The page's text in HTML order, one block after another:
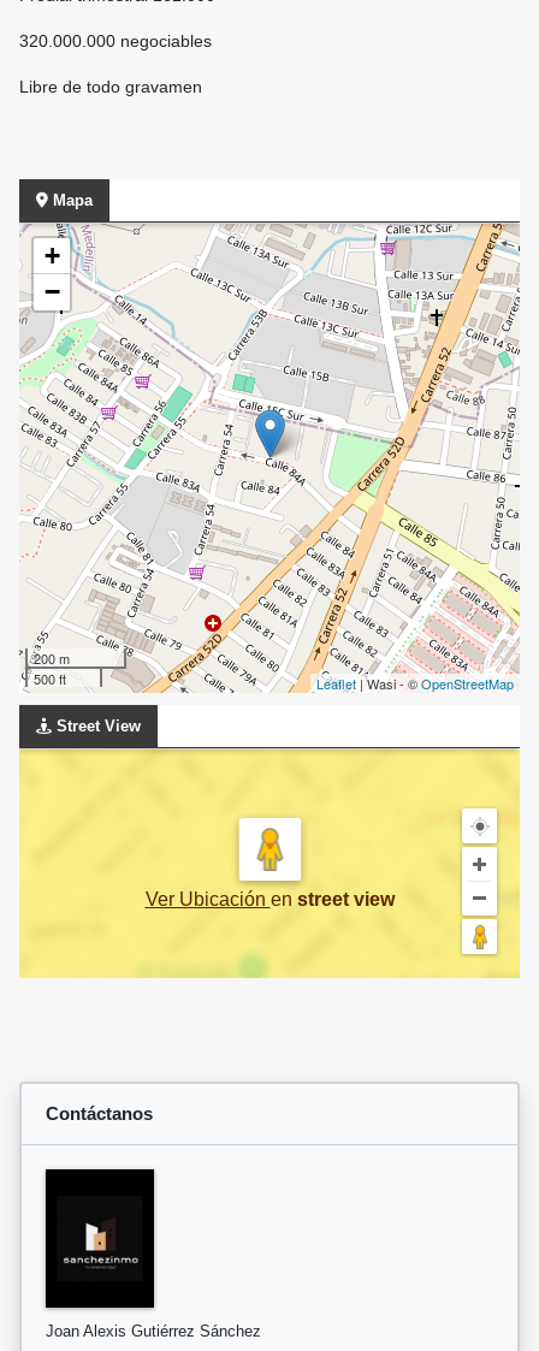
320.000.000 negociables
Libre de todo gravamen
Mapa
+
−
200 m
500 ft
Leaflet | Wasi - ©OpenStreetMap
Street View
Ver Ubicación en street view
Contáctanos
Joan Alexis Gutiérrez Sánchez